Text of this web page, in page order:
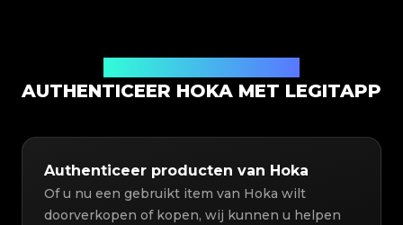
AUTHENTICEER HOKA MET LEGITAPP
Authenticeer producten van Hoka
Of u nu een gebruikt item van Hoka wilt
doorverkopen of kopen, wij kunnen u helpen